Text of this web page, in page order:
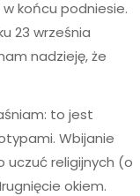
końcu podniesie.
23 września
nadzieję, że
to jest
Wbijanie
uczuć religijnych (o
okiem.